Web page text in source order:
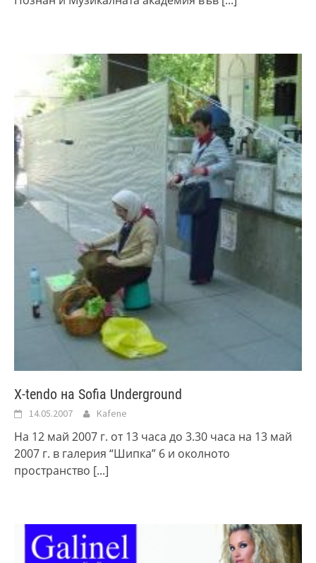
X-tendo на Sofia Underground
14.05.2007 Kafene
На 12 май 2007 г. от 13 часа до 3.30 часа на 13 май
2007 г. в галерия “Шипка” 6 и околното
пространство [...]